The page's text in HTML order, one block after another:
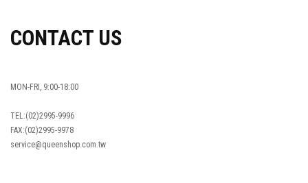
CONTACT US
MON-FRI, 9:00-18:00
TEL:(02)2995-9996
FAX:(02)2995-9978
service@queenshop.com.tw